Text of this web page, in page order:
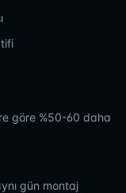
göre %50-60 daha
gün montaj